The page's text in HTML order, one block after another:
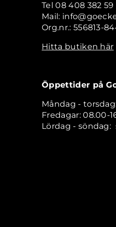
Tel 08 408 382 59
Mail:
Org.nr.: 556813-
Hitta butiken här
Öppettider på
Måndag -
Fredagar: 08.00-
Lördag - söndag: